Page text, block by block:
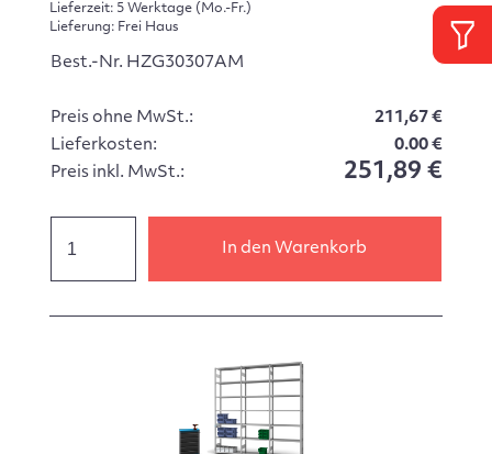
Lieferzeit: 5 Werktage (Mo.-Fr.)
Lieferung: Frei Haus
Best.-Nr. HZG30307AM
Preis ohne MwSt.:
211,67 €
Lieferkosten:
0.00 €
Preis inkl. MwSt.:
251,89 €
In den Warenkorb